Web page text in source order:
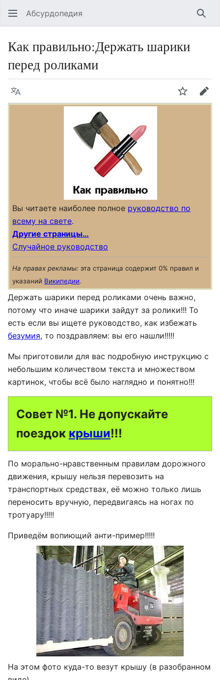
Абсурдопедия
Как правильно:Держать шарики
перед роликами
Язык
Вы читаете наиболее полное руководство по
всему на свете.
Другие страницы…
Случайное руководство
На правах рекламы: эта страница содержит 0% правил и
указаний Википедии.
Держать шарики перед роликами очень важно,
потому что иначе шарики зайдут за ролики!!! То
есть если вы ищете руководство, как избежать
безумия, то поздравляем: вы его нашли!!!!!
Мы приготовили для вас подробную инструкцию с
небольшим количеством текста и множеством
картинок, чтобы всё было наглядно и понятно!!!
Совет №1. Не допускайте
поездок крыши!!!
По морально-нравственным правилам дорожного
движения, крышу нельзя перевозить на
транспортных средствах, её можно только лишь
переносить вручную, передвигаясь на ногах по
тротуару!!!!!
Приведём вопиющий анти-пример!!!!!
На этом фото куда-то везут крышу (в разобранном